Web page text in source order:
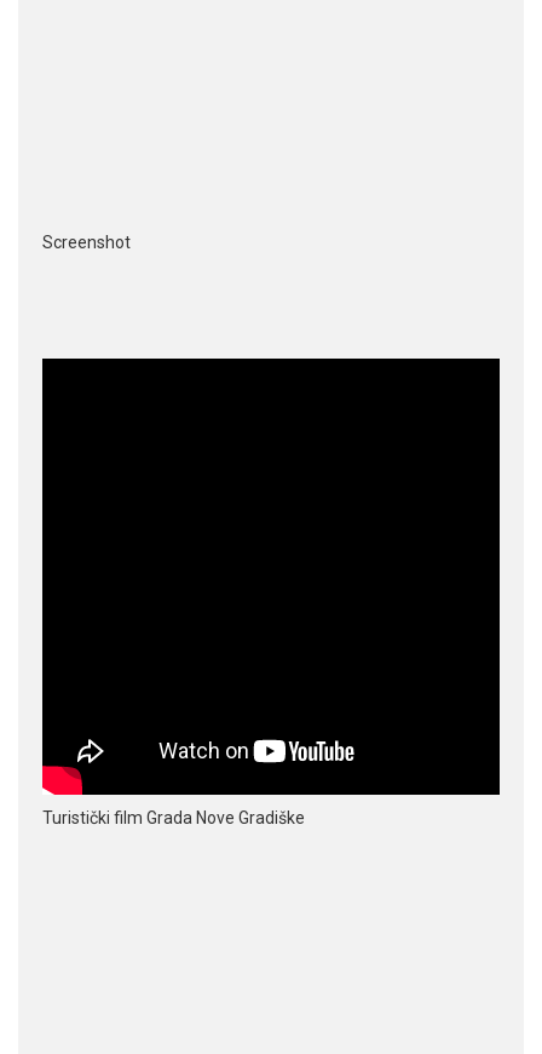
Screenshot
Turistički film Grada Nove Gradiške